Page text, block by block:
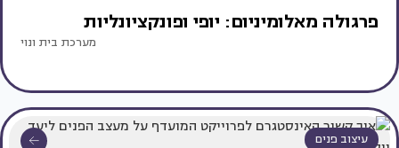
פרגולה מאלומיניום: יופי ופונקציונליות
מערכת בית ונוי
עיצוב פנים